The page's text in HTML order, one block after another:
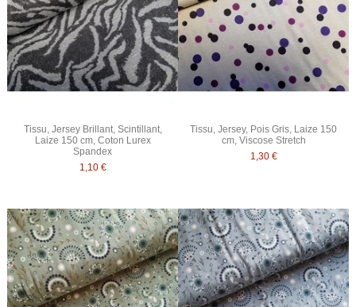
Tissu, Jersey Brillant, Scintillant,
Laize 150 cm, Coton Lurex
Spandex
1,10 €
Tissu, Jersey, Pois Gris, Laize 150
cm, Viscose Stretch
1,30 €